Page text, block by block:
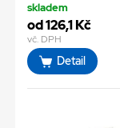
skladem
od 126,1 Kč
vč. DPH
Detail